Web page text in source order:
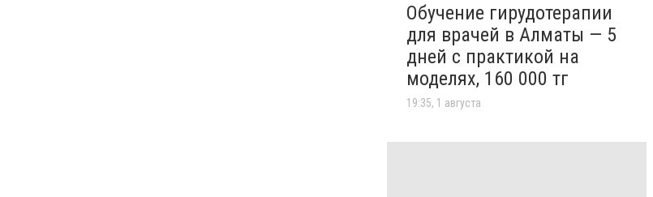
Обучение гирудотерапии
для врачей в Алматы — 5
дней с практикой на
моделях, 160 000 тг
19:35, 1 августа